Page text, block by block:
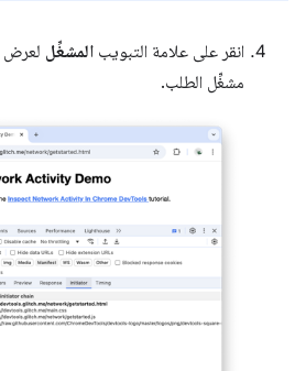
انقر على علامة التبويب المشغِّل لعرض
مشغِّل الطلب.